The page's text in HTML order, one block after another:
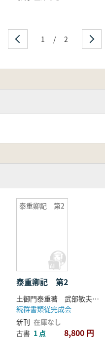
1 / 2
泰重卿記 第2
泰重卿記 第2
土御門泰重著 武部敏夫 川田貞夫 本田慧子校訂
続群書類従完成会
新刊 在庫なし
古書 1 点 8,800 円